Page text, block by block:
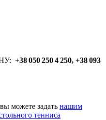
+38 050 250 4 250, +38 093
можете задать нашим
тенниса